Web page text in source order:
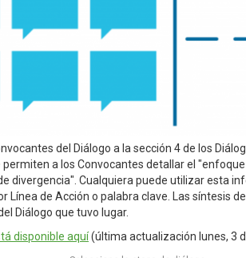
del Diálogo a la sección 4 de los
a los Convocantes detallar el
divergencia". Cualquiera puede utilizar esta
de Acción o palabra clave. Las síntesis
Diálogo que tuvo lugar.
disponible aquí(última actualización lunes, 3